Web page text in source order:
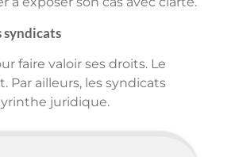
syndicats
faire valoir ses droits. Le
Par ailleurs, les syndicats
juridique.